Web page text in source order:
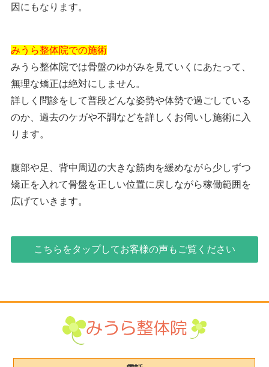
因にもなります。
みうら整体院での施術
みうら整体院では骨盤のゆがみを見ていくにあたって、
無理な矯正は絶対にしません。
詳しく問診をして普段どんな姿勢や体勢で過ごしている
のか、過去のケガや不調などを詳しくお伺いし施術に入
ります。
腹部や足、背中周辺の大きな筋肉を緩めながら少しずつ
矯正を入れて骨盤を正しい位置に戻しながら稼働範囲を
広げていきます。
こちらをタップしてお客様の声もご覧ください